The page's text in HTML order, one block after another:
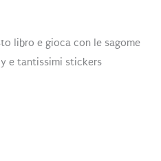
libro e gioca con le sagome
e tantissimi stickers